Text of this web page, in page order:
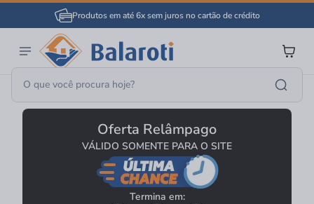
Produtos em até 6x sem juros no cartão de crédito
Portas E Janelas Portas
Oferta Relâmpago
VÁLIDO SOMENTE PARA O SITE
Termina em: